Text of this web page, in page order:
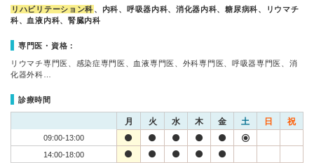
リハビリテーション科 、内科、呼吸器内科、消化器内科、糖尿病科、リウマチ
科、血液内科、腎臓内科
専門医・資格：
リウマチ専門医、感染症専門医、血液専門医、外科専門医、呼吸器専門医、消
化器外科…
診療時間
月 火 水 木 金 土 日 祝
09:00-13:00
14:00-18:00